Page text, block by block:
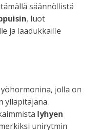
säännöllistä
, luot
ja laadukkaille
jolla on
ylläpitäjänä.
lyhyen
unirytmin